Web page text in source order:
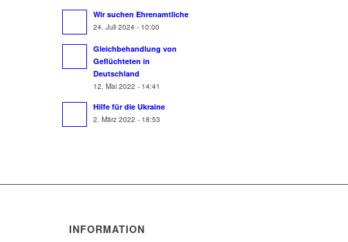
Wir suchen Ehrenamtliche
24. Juli 2024 - 10:00
Gleichbehandlung von
Geflüchteten in
Deutschland
12. Mai 2022 - 14:41
Hilfe für die Ukraine
2. März 2022 - 18:53
INFORMATION